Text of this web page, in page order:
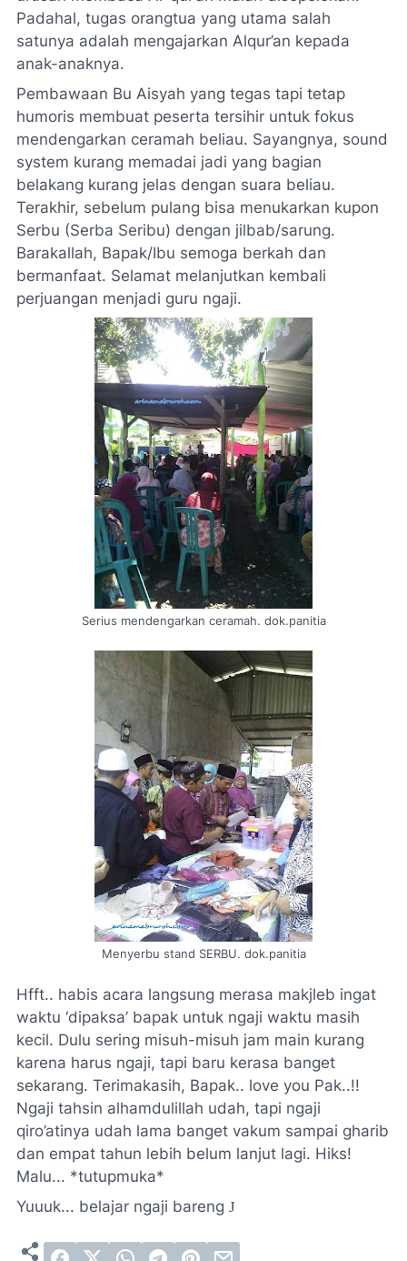
Padahal, tugas orangtua yang utama salah
satunya adalah mengajarkan Alqur’an kepada
anak-anaknya.
Pembawaan Bu Aisyah yang tegas tapi tetap
humoris membuat peserta tersihir untuk fokus
mendengarkan ceramah beliau. Sayangnya, sound
system kurang memadai jadi yang bagian
belakang kurang jelas dengan suara beliau.
Terakhir, sebelum pulang bisa menukarkan kupon
Serbu (Serba Seribu) dengan jilbab/sarung.
Barakallah, Bapak/Ibu semoga berkah dan
bermanfaat. Selamat melanjutkan kembali
perjuangan menjadi guru ngaji.
Serius mendengarkan ceramah. dok.panitia
Menyerbu stand SERBU. dok.panitia
Hfft.. habis acara langsung merasa makjleb ingat
waktu ‘dipaksa’ bapak untuk ngaji waktu masih
kecil. Dulu sering misuh-misuh jam main kurang
karena harus ngaji, tapi baru kerasa banget
sekarang. Terimakasih, Bapak.. love you Pak..!!
Ngaji tahsin alhamdulillah udah, tapi ngaji
qiro’atinya udah lama banget vakum sampai gharib
dan empat tahun lebih belum lanjut lagi. Hiks!
Malu... *tutupmuka*
Yuuuk... belajar ngaji bareng J